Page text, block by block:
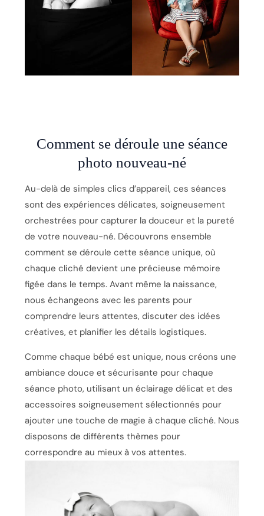
Comment se déroule une séance
photo nouveau-né
Au-delà de simples clics d’appareil, ces séances
sont des expériences délicates, soigneusement
orchestrées pour capturer la douceur et la pureté
de votre nouveau-né. Découvrons ensemble
comment se déroule cette séance unique, où
chaque cliché devient une précieuse mémoire
figée dans le temps. Avant même la naissance,
nous échangeons avec les parents pour
comprendre leurs attentes, discuter des idées
créatives, et planifier les détails logistiques.
Comme chaque bébé est unique, nous créons une
ambiance douce et sécurisante pour chaque
séance photo, utilisant un éclairage délicat et des
accessoires soigneusement sélectionnés pour
ajouter une touche de magie à chaque cliché. Nous
disposons de différents thèmes pour
correspondre au mieux à vos attentes.